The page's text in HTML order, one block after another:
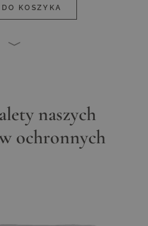
KOSZYKA
naszych
ochronnych